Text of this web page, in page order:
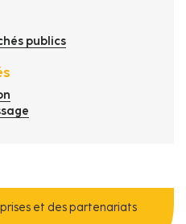
publics
et des partenariats